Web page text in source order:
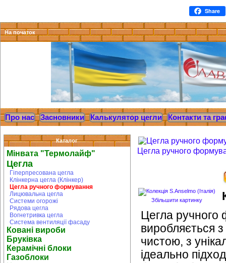
Share
На початок
Про нас Засновники Калькулятор цегли Контакти та
Каталог
Мінвата "Термолайф"
Цегла
Гіперпресована цегла
Клінкерна цегла (Клінкер)
Цегла ручного формування
Лицювальна цегла
Системи огорожі
Рядова цегла
Вогнетривка цегла
Система вентиляції фасаду
Ковані вироби
Бруківка
Керамічні блоки
Газоблоки
Цегла ручного
Збільшити картинку
Цегла ручного
виробляється з
чистою, з
ідеально